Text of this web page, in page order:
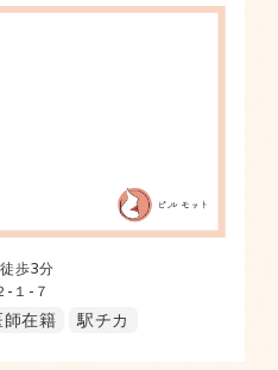
歩3分
-１-７
師在籍 駅チカ